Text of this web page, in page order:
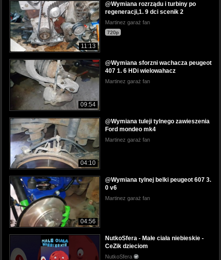
11:13
@Wymiana rozrządu i turbiny po
regeneracji,1. 9 dci scenik 2
Martinez garaż fan
720p
09:54
@Wymiana sforzni wachacza peugeot
407 1. 6 HDi wielowahacz
Martinez garaż fan
04:10
@Wymiana tuleji tylnego zawieszenia
Ford mondeo mk4
Martinez garaż fan
04:56
@Wymiana tylnej belki peugeot 607 3.
0 v6
Martinez garaż fan
NutkoSfera - Małe ciała niebieskie -
CeZik dzieciom
NutkoSfera